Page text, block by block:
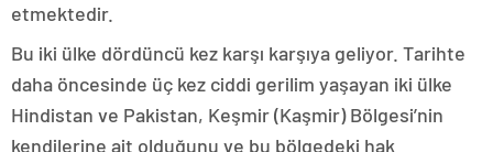
etmektedir.
Bu iki ülke dördüncü kez karşı karşıya geliyor. Tarihte
daha öncesinde üç kez ciddi gerilim yaşayan iki ülke
Hindistan ve Pakistan, Keşmir (Kaşmir) Bölgesi’nin
kendilerine ait olduğunu ve bu bölgedeki hak